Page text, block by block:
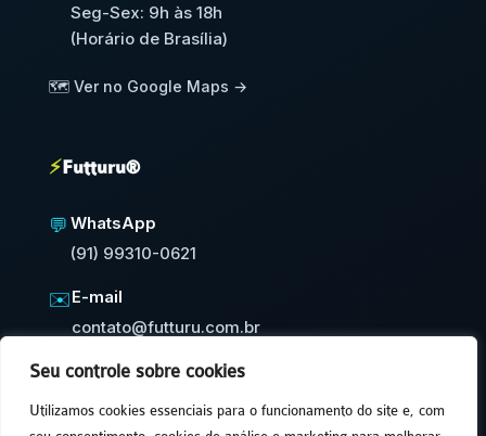
Seu controle sobre cookies
Utilizamos cookies essenciais para o funcionamento do site e, com
Seg-Sex: 9h às 18h
(Horário de Brasília)
🗺️ Ver no Google Maps →
⚡Futturu®
💬 WhatsApp
(91) 99310-0621
✉️E-mail
contato@futturu.com.br
⚡Resposta em até 24h úteis